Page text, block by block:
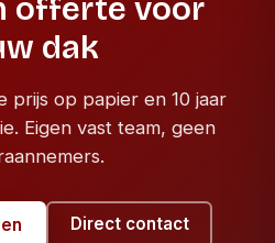
offerte voor
dak
prijs op papier en 10 jaar
Eigen vast team, geen
Direct contact